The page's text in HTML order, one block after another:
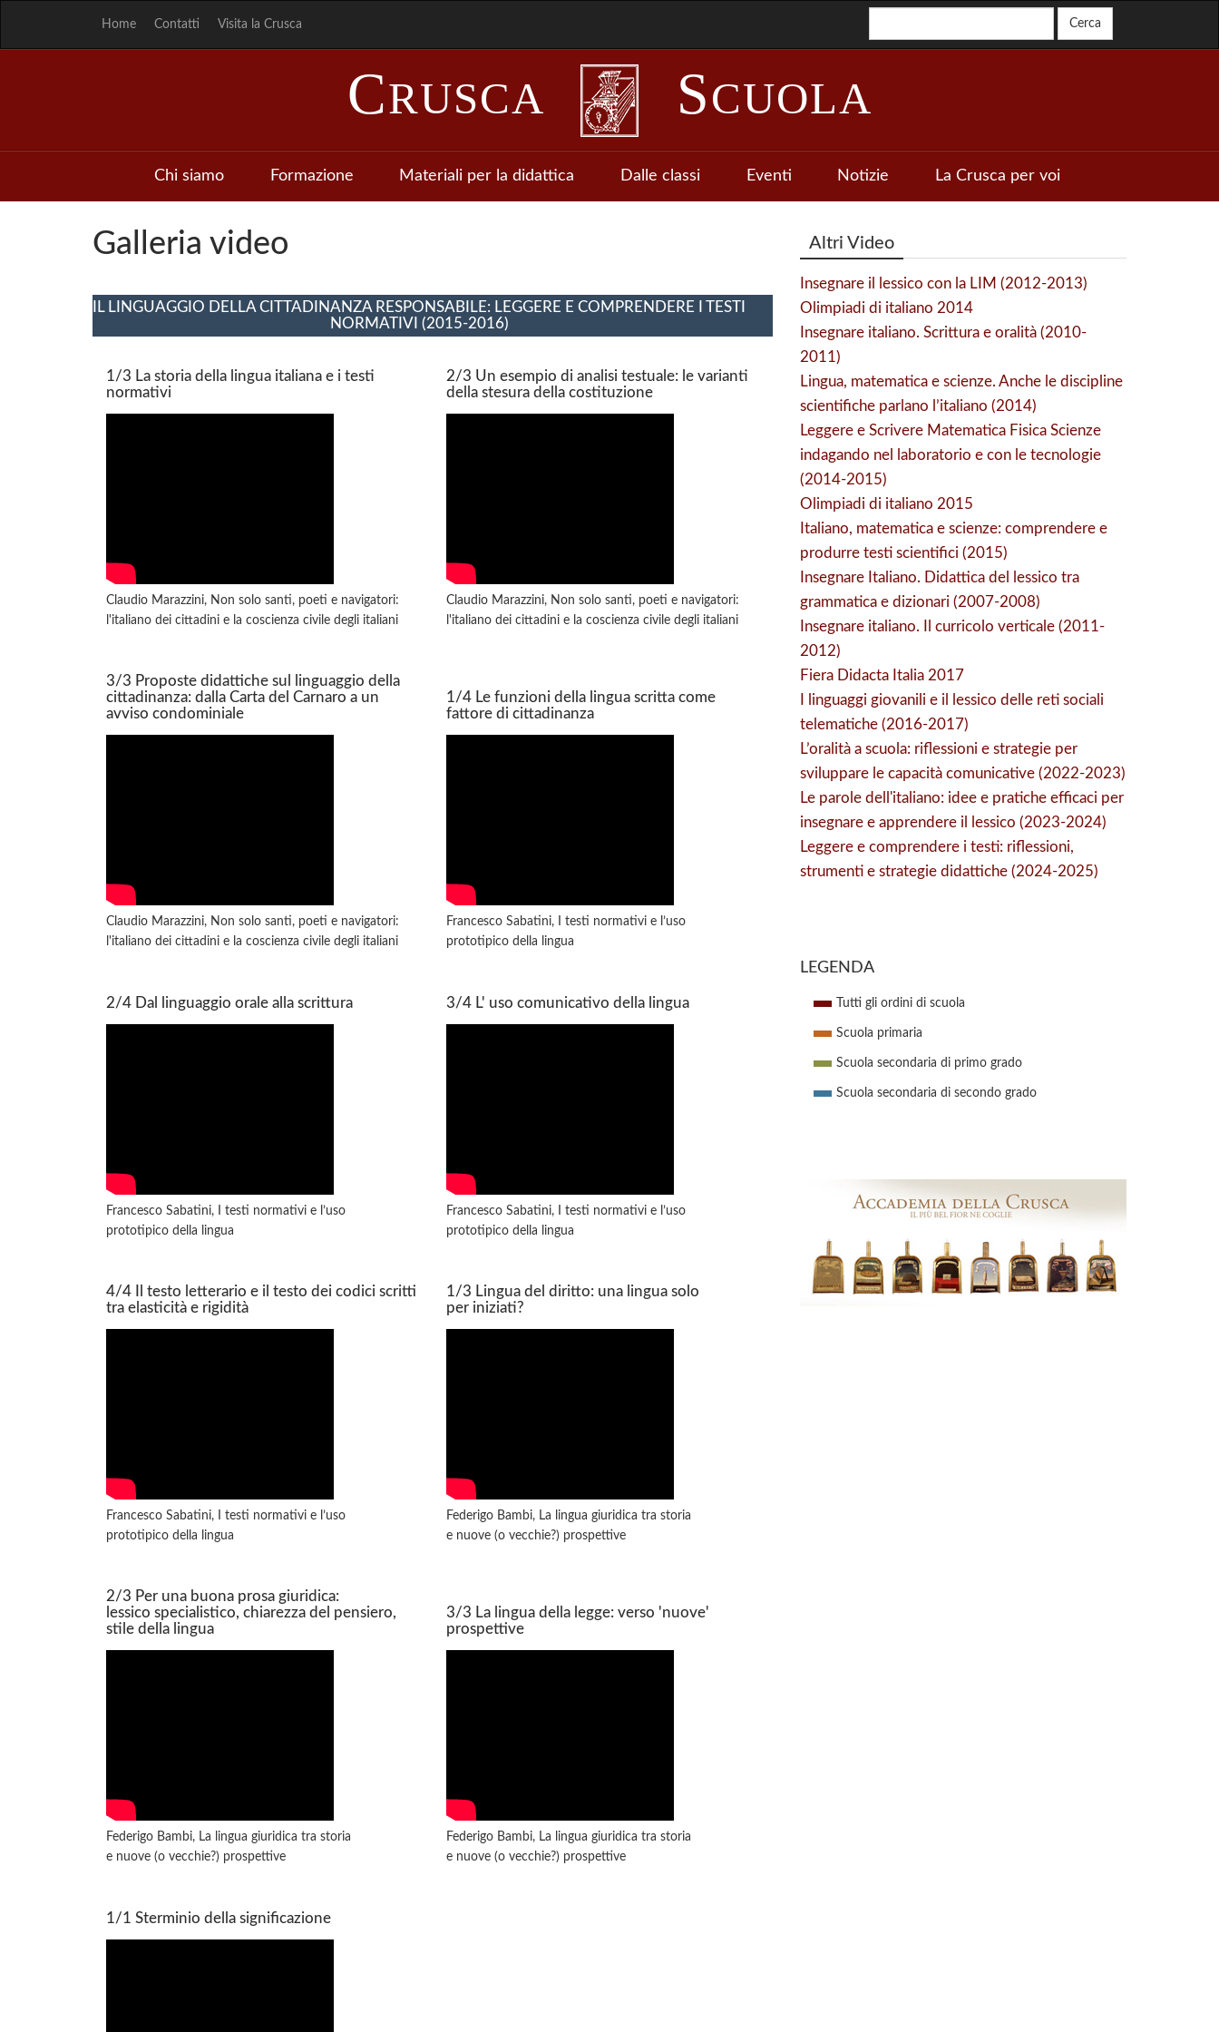
Home Contatti Visita la Crusca
CRUSCA SCUOLA
Chi siamo Formazione Materiali per la didattica Dalle classi Eventi Notizie La Crusca per voi
Galleria video
IL LINGUAGGIO DELLA CITTADINANZA RESPONSABILE: LEGGERE E COMPRENDERE I TESTI
NORMATIVI (2015-2016)
1/3 La storia della lingua italiana e i testi
normativi
Claudio Marazzini, Non solo santi, poeti e navigatori:
l'italiano dei cittadini e la coscienza civile degli italiani
2/3 Un esempio di analisi testuale: le varianti
della stesura della costituzione
Claudio Marazzini, Non solo santi, poeti e navigatori:
l'italiano dei cittadini e la coscienza civile degli italiani
3/3 Proposte didattiche sul linguaggio della
cittadinanza: dalla Carta del Carnaro a un
avviso condominiale
Claudio Marazzini, Non solo santi, poeti e navigatori:
l'italiano dei cittadini e la coscienza civile degli italiani
1/4 Le funzioni della lingua scritta come
fattore di cittadinanza
Francesco Sabatini, I testi normativi e l’uso
prototipico della lingua
2/4 Dal linguaggio orale alla scrittura
Francesco Sabatini, I testi normativi e l’uso
prototipico della lingua
3/4 L' uso comunicativo della lingua
Francesco Sabatini, I testi normativi e l’uso
prototipico della lingua
4/4 Il testo letterario e il testo dei codici scritti
tra elasticità e rigidità
Francesco Sabatini, I testi normativi e l’uso
prototipico della lingua
1/3 Lingua del diritto: una lingua solo
per iniziati?
Federigo Bambi, La lingua giuridica tra storia
e nuove (o vecchie?) prospettive
2/3 Per una buona prosa giuridica:
lessico specialistico, chiarezza del pensiero,
stile della lingua
Federigo Bambi, La lingua giuridica tra storia
e nuove (o vecchie?) prospettive
3/3 La lingua della legge: verso 'nuove'
prospettive
Federigo Bambi, La lingua giuridica tra storia
e nuove (o vecchie?) prospettive
1/1 Sterminio della significazione
Altri Video
Insegnare il lessico con la LIM (2012-2013)
Olimpiadi di italiano 2014
Insegnare italiano. Scrittura e oralità (2010-
2011)
Lingua, matematica e scienze. Anche le discipline
scientifiche parlano l’italiano (2014)
Leggere e Scrivere Matematica Fisica Scienze
indagando nel laboratorio e con le tecnologie
(2014-2015)
Olimpiadi di italiano 2015
Italiano, matematica e scienze: comprendere e
produrre testi scientifici (2015)
Insegnare Italiano. Didattica del lessico tra
grammatica e dizionari (2007-2008)
Insegnare italiano. Il curricolo verticale (2011-
2012)
Fiera Didacta Italia 2017
I linguaggi giovanili e il lessico delle reti sociali
telematiche (2016-2017)
L’oralità a scuola: riflessioni e strategie per
sviluppare le capacità comunicative (2022-2023)
Le parole dell'italiano: idee e pratiche efficaci per
insegnare e apprendere il lessico (2023-2024)
Leggere e comprendere i testi: riflessioni,
strumenti e strategie didattiche (2024-2025)
LEGENDA
Tutti gli ordini di scuola
Scuola primaria
Scuola secondaria di primo grado
Scuola secondaria di secondo grado